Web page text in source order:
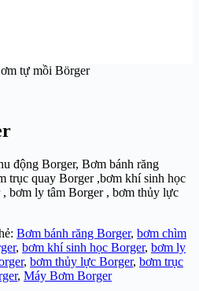
tự mồi Börger
động Borger, Bơm bánh răng
trục quay Borger ,bơm khí sinh học
bơm ly tâm Borger , bơm thủy lực
Bơm bánh răng Borger, bơm chìm
, bơm khí sinh học Borger, bơm ly
, bơm thủy lực Borger, bơm trục
, Máy Bơm Borger